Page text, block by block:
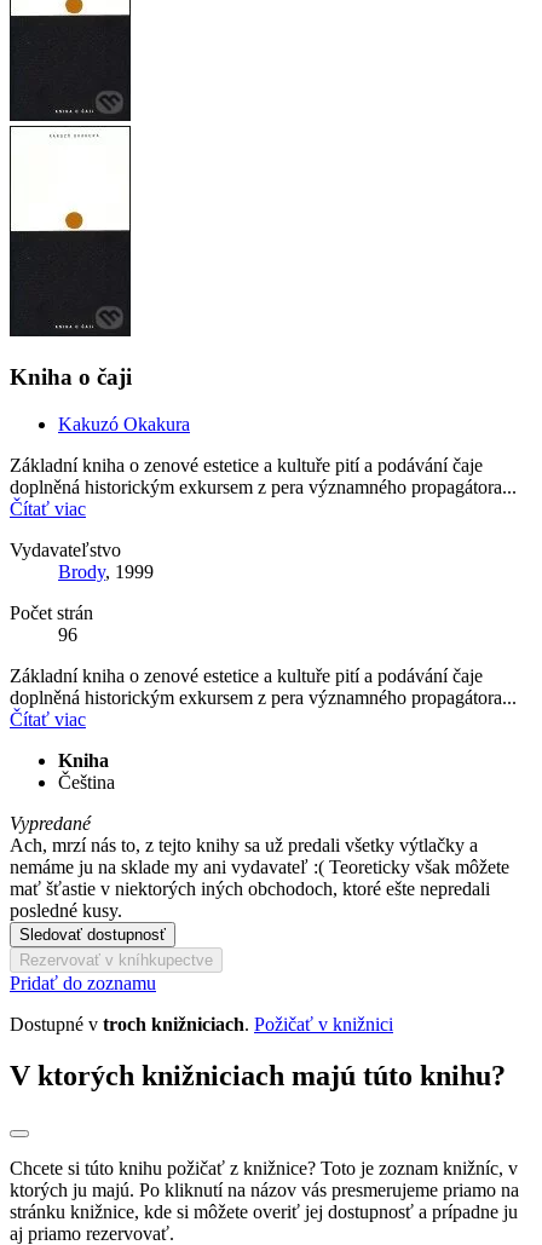
Kniha o čaji
Kakuzó Okakura
Základní kniha o zenové estetice a kultuře pití a podávání čaje
doplněná historickým exkursem z pera významného propagátora...
Čítať viac
Vydavateľstvo
Brody, 1999
Počet strán
96
Základní kniha o zenové estetice a kultuře pití a podávání čaje
doplněná historickým exkursem z pera významného propagátora...
Čítať viac
Kniha
Čeština
Vypredané
Ach, mrzí nás to, z tejto knihy sa už predali všetky výtlačky a
nemáme ju na sklade my ani vydavateľ :( Teoreticky však môžete
mať šťastie v niektorých iných obchodoch, ktoré ešte nepredali
posledné kusy.
Sledovať dostupnosť
Rezervovať v kníhkupectve
Pridať do zoznamu
Dostupné v troch knižniciach. Požičať v knižnici
V ktorých knižniciach majú túto knihu?
Chcete si túto knihu požičať z knižnice? Toto je zoznam knižníc, v
ktorých ju majú. Po kliknutí na názov vás presmerujeme priamo na
stránku knižnice, kde si môžete overiť jej dostupnosť a prípadne ju
aj priamo rezervovať.